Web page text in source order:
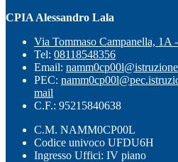
CPIA Alessandro Lala
Via Tommaso Campanella,
Tel: 08118548356
Email:
PEC:
mail
C.F.: 95215840638
C.M. NAMM0CP00L
Codice univoco UFDU6H
Ingresso Uffici: IV piano